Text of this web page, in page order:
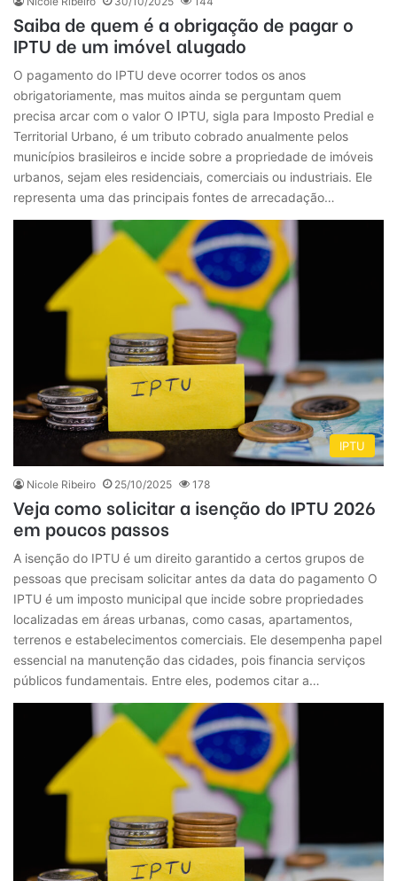
Saiba de quem é a obrigação de pagar o
IPTU de um imóvel alugado
O pagamento do IPTU deve ocorrer todos os anos
obrigatoriamente, mas muitos ainda se perguntam quem
precisa arcar com o valor O IPTU, sigla para Imposto Predial e
Territorial Urbano, é um tributo cobrado anualmente pelos
municípios brasileiros e incide sobre a propriedade de imóveis
urbanos, sejam eles residenciais, comerciais ou industriais. Ele
representa uma das principais fontes de arrecadação…
IPTU
Nicole Ribeiro 25/10/2025 178
Veja como solicitar a isenção do IPTU 2026
em poucos passos
A isenção do IPTU é um direito garantido a certos grupos de
pessoas que precisam solicitar antes da data do pagamento O
IPTU é um imposto municipal que incide sobre propriedades
localizadas em áreas urbanas, como casas, apartamentos,
terrenos e estabelecimentos comerciais. Ele desempenha papel
essencial na manutenção das cidades, pois financia serviços
públicos fundamentais. Entre eles, podemos citar a…